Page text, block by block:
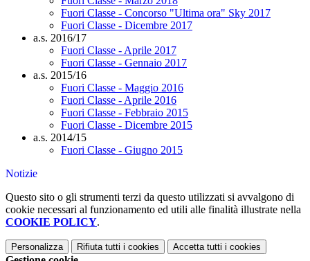
Fuori Classe - Concorso "Ultima ora" Sky 2017
Fuori Classe - Dicembre 2017
a.s. 2016/17
Fuori Classe - Aprile 2017
Fuori Classe - Gennaio 2017
a.s. 2015/16
Fuori Classe - Maggio 2016
Fuori Classe - Aprile 2016
Fuori Classe - Febbraio 2015
Fuori Classe - Dicembre 2015
a.s. 2014/15
Fuori Classe - Giugno 2015
Notizie
Questo sito o gli strumenti terzi da questo utilizzati si avvalgono di
cookie necessari al funzionamento ed utili alle finalità illustrate nella
COOKIE POLICY.
Personalizza Rifiuta tutti i cookies Accetta tutti i cookies